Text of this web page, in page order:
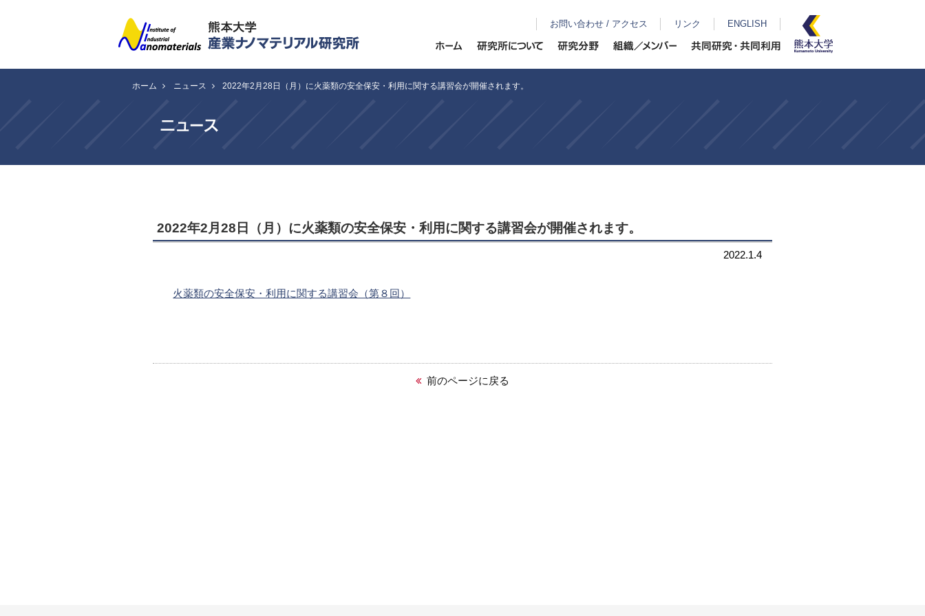
お問い合わせ / アクセス リンク ENGLISH
ホーム ニュース 2022年2月28日（月）に火薬類の安全保安・利用に関する講習会が開催されます。
2022年2月28日（月）に火薬類の安全保安・利用に関する講習会が開催されます。
2022.1.4
火薬類の安全保安・利用に関する講習会（第８回）
前のページに戻る